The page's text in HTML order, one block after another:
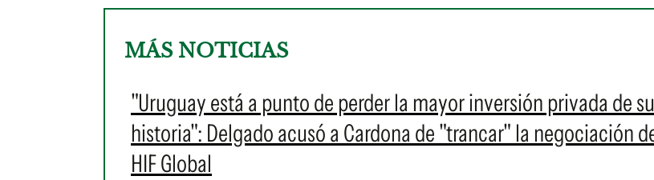
MÁS NOTICIAS
"Uruguay está a punto de perder la mayor inversión privada de su
historia": Delgado acusó a Cardona de "trancar" la negociación
HIF Global